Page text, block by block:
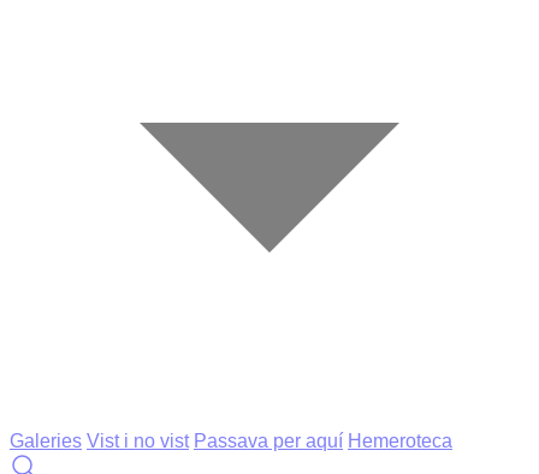
Galeries Vist i no vist Passava per aquí Hemeroteca